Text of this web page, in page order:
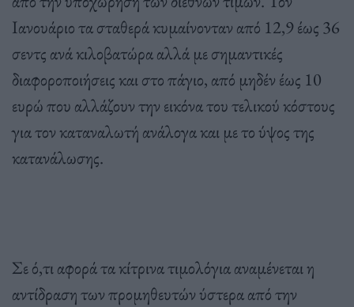
Ιανουάριο τα σταθερά κυμαίνονταν από 12,9 έως 36
σεντς ανά κιλοβατώρα αλλά με σημαντικές
διαφοροποιήσεις και στο πάγιο, από μηδέν έως 10
ευρώ που αλλάζουν την εικόνα του τελικού κόστους
για τον καταναλωτή ανάλογα και με το ύψος της
κατανάλωσης.
Σε ό,τι αφορά τα κίτρινα τιμολόγια αναμένεται η
αντίδραση των προμηθευτών ύστερα από την